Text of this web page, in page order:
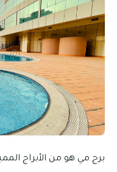
برج مي هو من الأبراج